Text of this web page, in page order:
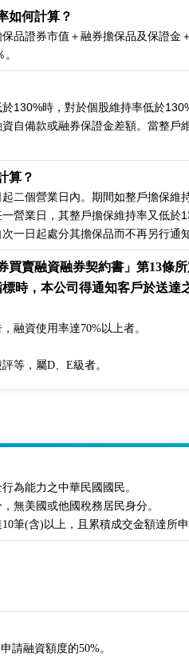
如何計算？
品證券市值＋融券擔保品及保證金
130%時，對於個股維持率低於
自備款或融券保證金差額。當整戶
算？
二個營業日內。期間如整戶擔保維
營業日，其整戶擔保維持率又低於
一日起處分其擔保品而不再另行通知
買賣融資融券契約書」第13條
時，本公司得通知客戶於送達
融資使用率達70%以上者。
等，屬D、E級者。
為能力之中華民國國民。
無美國或他國稅務居民身分。
筆(含)以上，且累積成交金額達所申
請融資額度的50%。